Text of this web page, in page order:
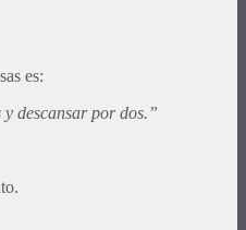
es:
descansar por dos.”